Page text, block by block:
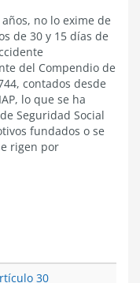
no lo exime de
de 30 y 15 días de
del Compendio de
contados desde
lo que se ha
Seguridad Social
fundados o se
rigen por
30